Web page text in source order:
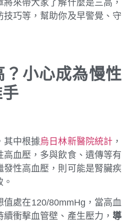
將來帶大家了解什麼是三高，
技巧等，幫助你及早警覺、守
？小心成為慢性
其中根據烏日林新醫院統計 ，
高血壓，多與飲食、遺傳等有
發性高血壓，則可能是腎臟疾
值處在120/80mmHg，當高血
衝擊血管壁、產生壓力， 導